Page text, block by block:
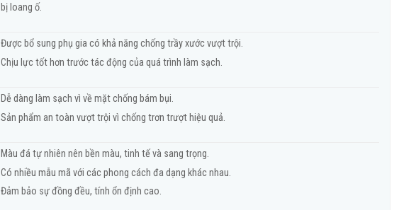
bị loang ố.
Được bổ sung phụ gia có khả năng chống trầy xước vượt trội.
Chịu lực tốt hơn trước tác động của quá trình làm sạch.
Dễ dàng làm sạch vì về mặt chống bám bụi.
Sản phẩm an toàn vượt trội vì chống trơn trượt hiệu quả.
Màu đá tự nhiên nên bền màu, tinh tế và sang trọng.
Có nhiều mẫu mã với các phong cách đa dạng khác nhau.
Đảm bảo sự đồng đều, tính ổn định cao.